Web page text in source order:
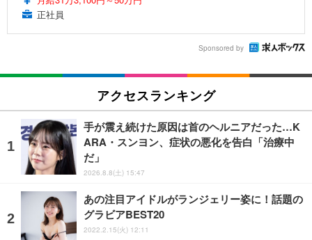
正社員
Sponsored by
アクセスランキング
手が震え続けた原因は首のヘルニアだった…K
ARA・スンヨン、症状の悪化を告白「治療中
だ」
2026.8.8(土) 15:47
あの注目アイドルがランジェリー姿に！話題の
グラビアBEST20
2022.2.15(火) 12:11